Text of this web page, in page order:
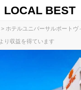
LOCAL BEST
ホテルユニバーサルポートヴ
り収益を得ています